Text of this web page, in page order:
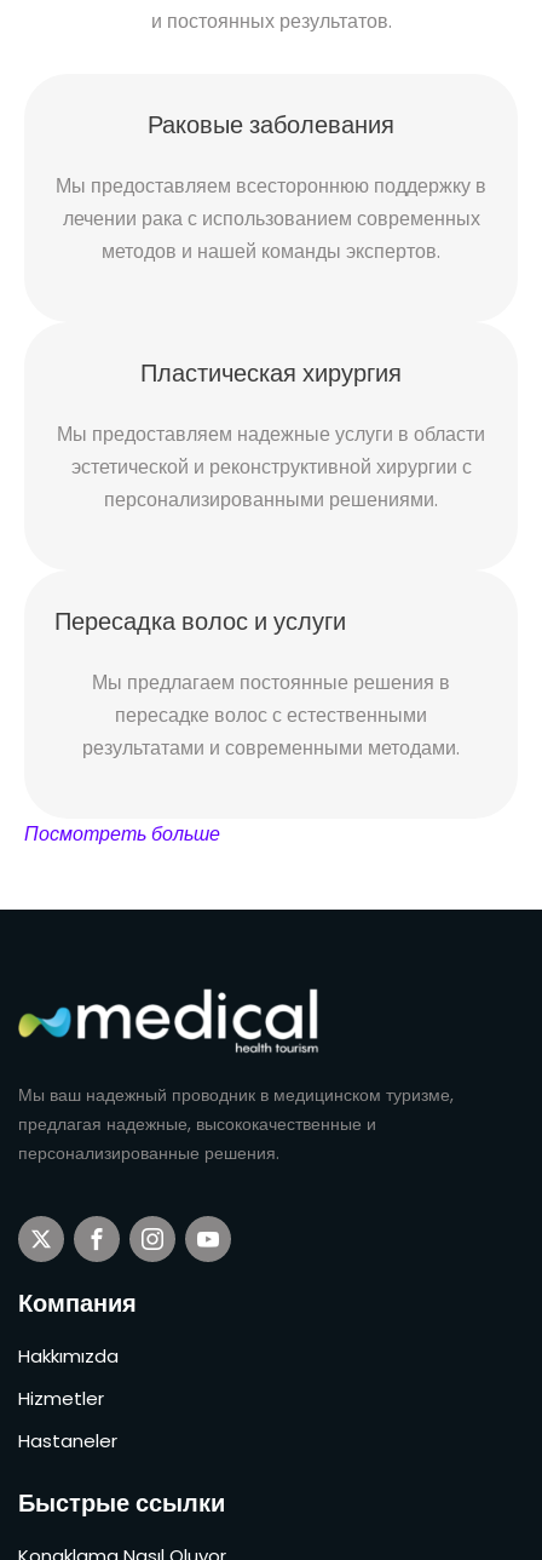
и постоянных результатов.
Раковые заболевания
Мы предоставляем всестороннюю поддержку в
лечении рака с использованием современных
методов и нашей команды экспертов.
Пластическая хирургия
Мы предоставляем надежные услуги в области
эстетической и реконструктивной хирургии с
персонализированными решениями.
Пересадка волос и услуги
Мы предлагаем постоянные решения в
пересадке волос с естественными
результатами и современными методами.
Посмотреть больше
Мы ваш надежный проводник в медицинском туризме,
предлагая надежные, высококачественные и
персонализированные решения.
Компания
Hakkımızda
Hizmetler
Hastaneler
Быстрые ссылки